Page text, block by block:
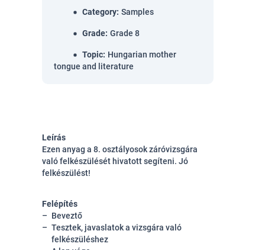
Category: Samples
Grade: Grade 8
Topic: Hungarian mother
tongue and literature
Leírás
Ezen anyag a 8. osztályosok záróvizsgára
való felkészülését hivatott segíteni. Jó
felkészülést!
Felépítés
Beveztő
Tesztek, javaslatok a vizsgára való
felkészüléshez